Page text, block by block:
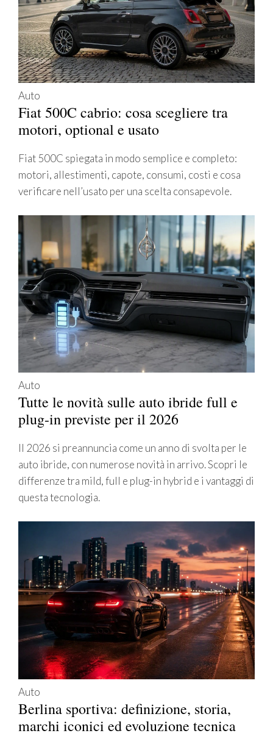
Auto
Fiat 500C cabrio: cosa scegliere tra
motori, optional e usato
Fiat 500C spiegata in modo semplice e completo:
motori, allestimenti, capote, consumi, costi e cosa
verificare nell’usato per una scelta consapevole.
Auto
Tutte le novità sulle auto ibride full e
plug-in previste per il 2026
Il 2026 si preannuncia come un anno di svolta per le
auto ibride, con numerose novità in arrivo. Scopri le
differenze tra mild, full e plug-in hybrid e i vantaggi di
questa tecnologia.
Auto
Berlina sportiva: definizione, storia,
marchi iconici ed evoluzione tecnica